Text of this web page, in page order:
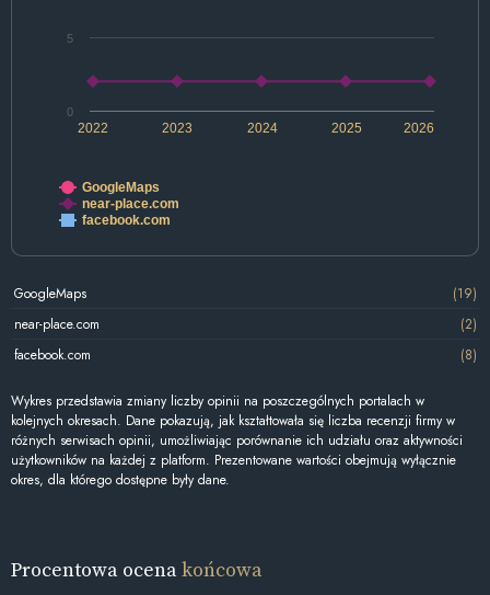
2022 2024 2026
2023 2025
0
5
GoogleMaps
near-place.com
facebook.com
GoogleMaps
(19)
near-place.com
(2)
facebook.com
(8)
Wykres przedstawia zmiany liczby opinii na poszczególnych portalach w
kolejnych okresach. Dane pokazują, jak kształtowała się liczba recenzji firmy w
różnych serwisach opinii, umożliwiając porównanie ich udziału oraz aktywności
użytkowników na każdej z platform. Prezentowane wartości obejmują wyłącznie
okres, dla którego dostępne były dane.
Procentowa ocenakońcowa